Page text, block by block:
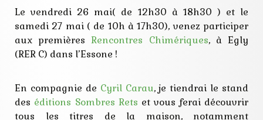
rencontre
salon
signature
sortie
Le vendredi 26 mai( de 12h30 à 18h30 ) et le
samedi 27 mai ( de 10h à 17h30), venez participer
aux premièresRencontres Chimériques, à Egly
(RER C) dans l’Essone !
En compagnie de Cyril Carau, je tiendrai le stand
des éditions Sombres Rets et vous ferai découvrir
tous les titres de la maison, notamment